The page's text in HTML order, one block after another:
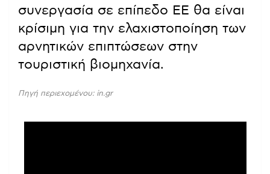
συνεργασία σε επίπεδο ΕΕ θα είναι
κρίσιμη για την ελαχιστοποίηση των
αρνητικών επιπτώσεων στην
τουριστική βιομηχανία.
Πηγή περιεχομένου: in.gr